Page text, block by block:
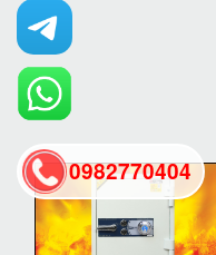
0982770404